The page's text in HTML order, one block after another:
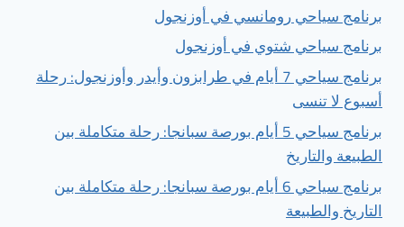
برنامج سياحي رومانسي في أوزنجول
برنامج سياحي شتوي في أوزنجول
برنامج سياحي 7 أيام في طرابزون وأيدر وأوزنجول: رحلة
أسبوع لا تنسى
برنامج سياحي 5 أيام بورصة سبانجا: رحلة متكاملة بين
الطبيعة والتاريخ
برنامج سياحي 6 أيام بورصة سبانجا: رحلة متكاملة بين
التاريخ والطبيعة